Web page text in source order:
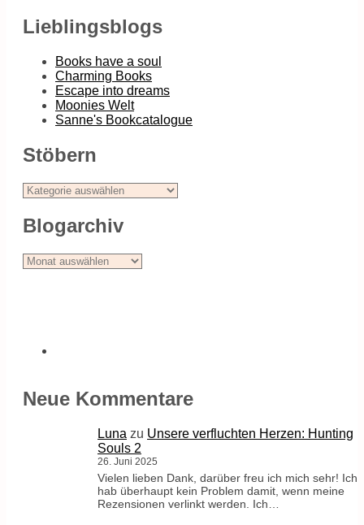
Lieblingsblogs
Books have a soul
Charming Books
Escape into dreams
Moonies Welt
Sanne's Bookcatalogue
Stöbern
Stöbern
Blogarchiv
Blogarchiv
Neue Kommentare
Luna zu Unsere verfluchten Herzen: Hunting
Souls 2
26. Juni 2025
Vielen lieben Dank, darüber freu ich mich sehr! Ich
hab überhaupt kein Problem damit, wenn meine
Rezensionen verlinkt werden. Ich…